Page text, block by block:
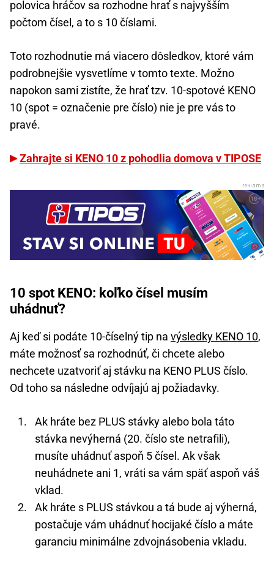
polovica hráčov sa rozhodne hrať s najvyšším
počtom čísel, a to s 10 číslami.
Toto rozhodnutie má viacero dôsledkov, ktoré vám
podrobnejšie vysvetlíme v tomto texte. Možno
napokon sami zistíte, že hrať tzv. 10-spotové KENO
10 (spot = označenie pre číslo) nie je pre vás to
pravé.
Zahrajte si KENO 10 z pohodlia domova v TIPOSE
10 spot KENO: koľko čísel musím
uhádnuť?
Aj keď si podáte 10-číselný tip na výsledky KENO 10,
máte možnosť sa rozhodnúť, či chcete alebo
nechcete uzatvoriť aj stávku na KENO PLUS číslo.
Od toho sa následne odvíjajú aj požiadavky.
Ak hráte bez PLUS stávky alebo bola táto
stávka nevýherná (20. číslo ste netrafili),
musíte uhádnuť aspoň 5 čísel. Ak však
neuhádnete ani 1, vráti sa vám späť aspoň váš
vklad.
Ak hráte s PLUS stávkou a tá bude aj výherná,
postačuje vám uhádnuť hocijaké číslo a máte
garanciu minimálne zdvojnásobenia vkladu.